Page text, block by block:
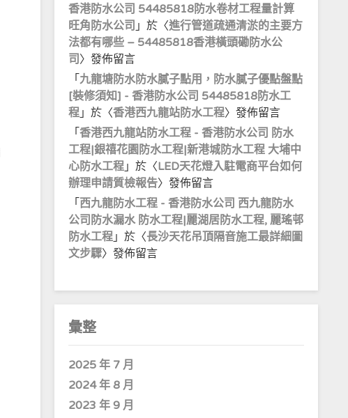
香港防水公司 54485818防水卷材工程量計算
旺角防水公司 」於〈進行管道疏通清淤的主要方
法都有哪些 – 54485818香港橫頭磡防水公
司 〉發佈留言
「九龍塘防水防水膩子點用，防水膩子優點盤點
[裝修須知] - 香港防水公司 54485818防水工
程 」於〈香港西九龍站防水工程〉發佈留言
「香港西九龍站防水工程 - 香港防水公司 防水
工程|銀禧花園防水工程|新港城防水工程 大埔中
心防水工程 」於〈LED天花燈入駐電商平台如何
辦理申請質檢報告〉發佈留言
「 西九龍防水工程 - 香港防水公司 西九龍防水
公司防水漏水 防水工程|麗湖居防水工程, 麗瑤邨
防水工程 」於〈長沙天花吊頂隔音施工最詳細圖
文步驟〉發佈留言
彙整
2025 年 7 月
2024 年 8 月
2023 年 9 月